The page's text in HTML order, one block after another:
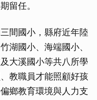
留任。
間國小，縣府近年陸
湖國小、海端國小、
大溪國小等共八所學
教職員才能照顧好孩
鄉教育環境與人力支